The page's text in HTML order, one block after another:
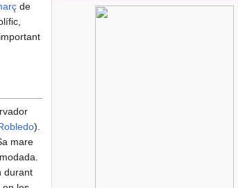
de
).
mare
durant